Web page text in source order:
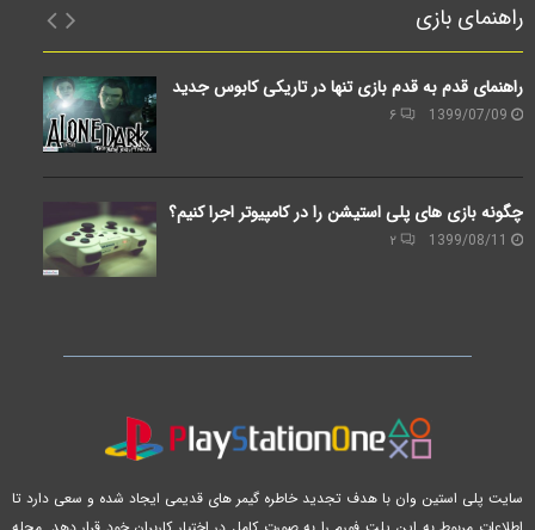
راهنمای بازی
راهنمای قدم به قدم بازی تنها در تاریکی کابوس جدید
1399/07/09 ۶
چگونه بازی های پلی استیشن را در کامپیوتر اجرا کنیم؟
1399/08/11 ۲
سایت پلی استین وان با هدف تجدید خاطره گیمر های قدیمی ایجاد شده و سعی دارد تا